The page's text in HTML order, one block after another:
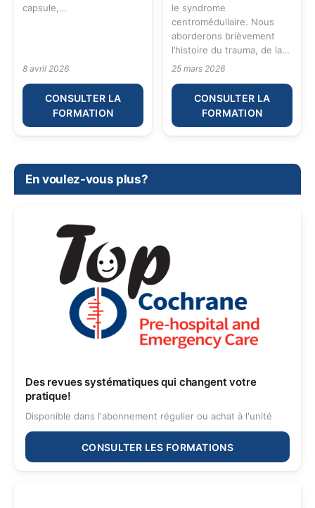
capsule,…
8 avril 2026
CONSULTER LA
FORMATION
le syndrome
centromédullaire. Nous
aborderons brièvement
l’histoire du trauma, de la…
25 mars 2026
CONSULTER LA
FORMATION
En voulez-vous plus?
Des revues systématiques qui changent votre
pratique!
Disponible dans l'abonnement régulier ou achat à l'unité
CONSULTER LES FORMATIONS